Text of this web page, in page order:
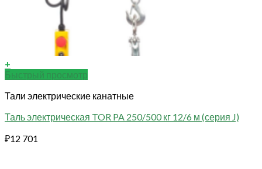
+
Быстрый просмотр
Тали электрические канатные
Таль электрическая TOR PA 250/500 кг 12/6 м (серия J)
₽12 701